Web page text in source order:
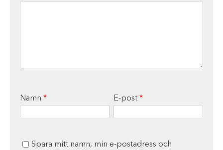
Namn * E-post *
Spara mitt namn, min e-postadress och